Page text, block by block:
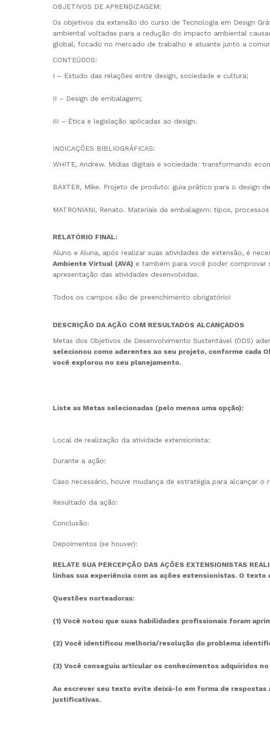
OBJETIVOS DE APRENDIZAGEM:
Os objetivos da extensão do curso de Tecnologia em Design
ambiental voltadas para a redução do impacto ambiental
global, focado no mercado de trabalho e atuante junto a
CONTEÚDOS:
I – Estudo das relações entre design, sociedade e cultura;
II – Design de embalagem;
III – Ética e legislação aplicadas ao design.
INDICAÇÕES BIBLIOGRÁFICAS:
WHITE, Andrew. Midias digitais e sociedade: transformando
BAXTER, Mike. Projeto de produto: guia prático para o design
MATRONIANI, Renato. Materiais de embalagem: tipos,
RELATÓRIO FINAL:
Aluno e Aluna, após realizar suas atividades de extensão, é
Ambiente Virtual (AVA) e também para você poder comprovar
apresentação das atividades desenvolvidas.
Todos os campos são de preenchimento obrigatório!
DESCRIÇÃO DA AÇÃO COM RESULTADOS ALCANÇADOS
Metas dos Objetivos de Desenvolvimento Sustentável (ODS)
selecionou como aderentes ao seu projeto, conforme cada
você explorou no seu planejamento.
Liste as Metas selecionadas (pelo menos uma opção):
Local de realização da atividade extensionista:
Durante a ação:
Caso necessário, houve mudança de estratégia para alcançar o
Resultado da ação:
Conclusão:
Depoimentos (se houver):
RELATE SUA PERCEPÇÃO DAS AÇÕES EXTENSIONISTAS
linhas sua experiência com as ações extensionistas. O
Questões norteadoras:
(1) Você notou que suas habilidades profissionais foram
(2) Você identificou melhoria/resolução do problema
(3) Você conseguiu articular os conhecimentos adquiridos
Ao escrever seu texto evite deixá-lo em forma de
justificativas.